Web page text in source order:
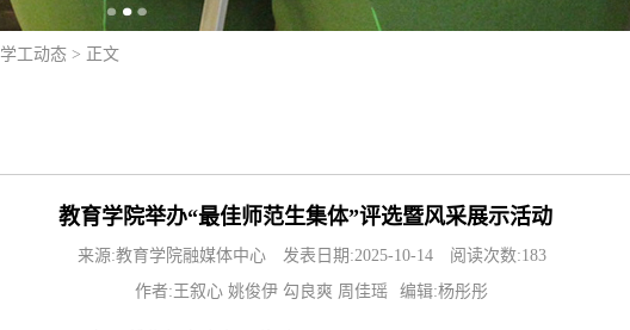
学工动态 > 正文
教育学院举办“最佳师范生集体”评选暨风采展示活动
来源:​教育学院融媒体中心 发表日期:2025-10-14 阅读次数:183
作者:王叙心 姚俊伊 勾良爽 周佳瑶
编辑:杨彤彤